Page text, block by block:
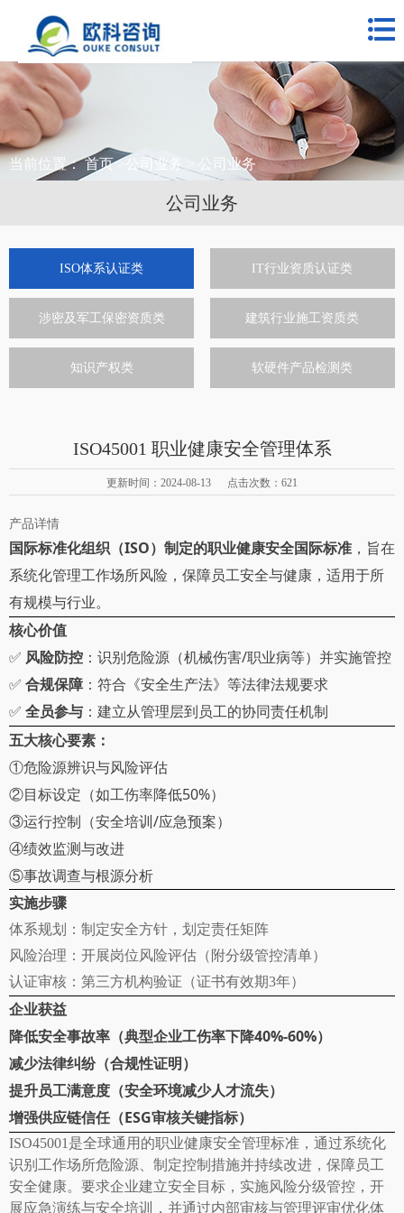
网站首页
关于我们
公司业务
合作客户
新闻中心
当前位置：首页> 公司业务 > 公司业务
公司业务
ISO体系认证类 IT行业资质认证类
涉密及军工保密资质类 建筑行业施工资质类
知识产权类 软硬件产品检测类
ISO45001 职业健康安全管理体系
更新时间：2024-08-13 点击次数：621
产品详情
国际标准化组织（ISO）制定的职业健康安全国际标准 ，旨在
系统化管理工作场所风险，保障员工安全与健康，适用于所
有规模与行业。
核心价值
✅ 风险防控 ：识别危险源（机械伤害/职业病等）并实施管控
✅ 合规保障 ：符合《安全生产法》等法律法规要求
✅ 全员参与 ：建立从管理层到员工的协同责任机制
五大核心要素 ：
①危险源辨识与风险评估
②目标设定（如工伤率降低50%）
③运行控制（安全培训 /应急预案）
④绩效监测与改进
⑤事故调查与根源分析
实施步骤
体系规划：制定安全方针，划定责任矩阵
风险治理：开展岗位风险评估（附分级管控清单）
认证审核：第三方机构验证（证书有效期3年）
企业获益
降低安全事故率（典型企业工伤率下降40%-60%）
减少法律纠纷（合规性证明）
提升员工满意度（安全环境减少人才流失）
增强供应链信任（ESG审核关键指标）
ISO45001是全球通用的职业健康安全管理标准，通过系统化
识别工作场所危险源、制定控制措施并持续改进，保障员工
安全健康。要求企业建立安全目标，实施风险分级管控，开
展应急演练与安全培训，并通过内部审核与管理评审优化体